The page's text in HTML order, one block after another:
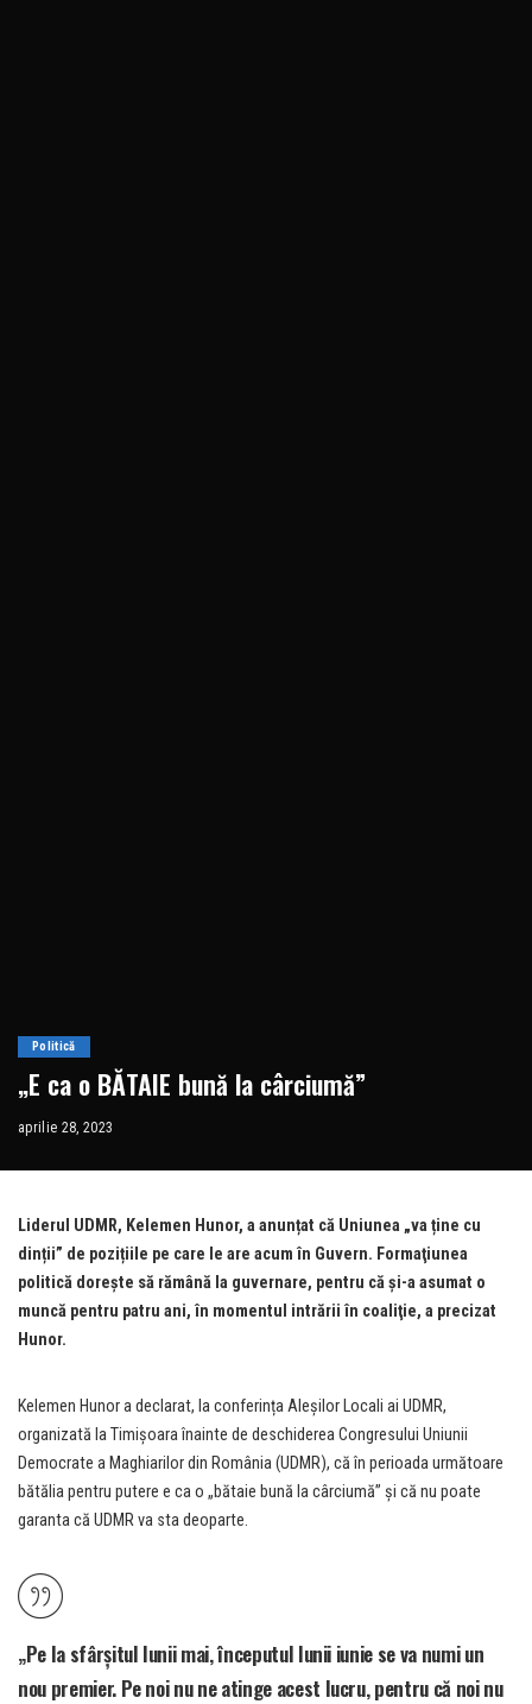
Politică
„E ca o BĂTAIE bună la cârciumă”
aprilie 28, 2023
Liderul UDMR, Kelemen Hunor, a anunțat că Uniunea „va ține cu
dinții” de pozițiile pe care le are acum în Guvern. Formaţiunea
politică doreşte să rămână la guvernare, pentru că şi-a asumat o
muncă pentru patru ani, în momentul intrării în coaliţie, a precizat
Hunor.
Kelemen Hunor a declarat, la conferința Aleșilor Locali ai UDMR,
organizată la Timișoara înainte de deschiderea Congresului Uniunii
Democrate a Maghiarilor din România (UDMR), că în perioada următoare
bătălia pentru putere e ca o „bătaie bună la cârciumă” și că nu poate
garanta că UDMR va sta deoparte.
„Pe la sfârșitul lunii mai, începutul lunii iunie se va numi un
nou premier. Pe noi nu ne atinge acest lucru, pentru că noi nu